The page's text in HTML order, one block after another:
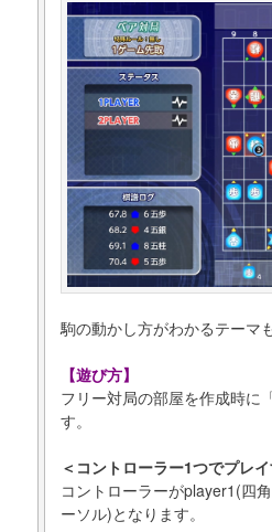
駒の動かし方がわかるテーマ
【遊び方】
フリー対局の部屋を作成時に
す。
＜コントローラー1つでプレ
コントローラーがplayer1(四
ーソル)となります。